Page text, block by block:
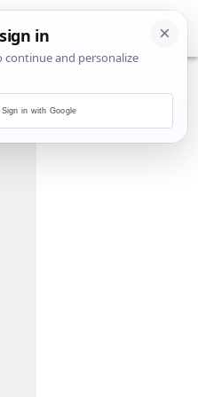
Sign in with Google